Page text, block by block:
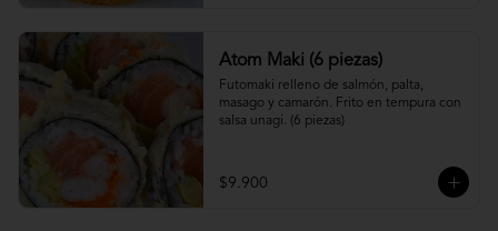
Atom Maki (6 piezas)
Futomaki relleno de salmón, palta,
masago y camarón. Frito en tempura con
salsa unagi. (6 piezas)
$9.900